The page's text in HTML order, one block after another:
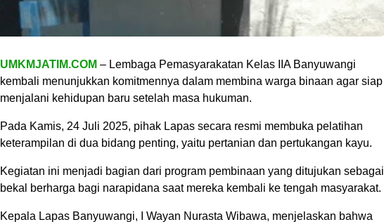
UMKMJATIM.COM – Lembaga Pemasyarakatan Kelas IIA Banyuwangi
kembali menunjukkan komitmennya dalam membina warga binaan agar siap
menjalani kehidupan baru setelah masa hukuman.
Pada Kamis, 24 Juli 2025, pihak Lapas secara resmi membuka pelatihan
keterampilan di dua bidang penting, yaitu pertanian dan pertukangan kayu.
Kegiatan ini menjadi bagian dari program pembinaan yang ditujukan sebagai
bekal berharga bagi narapidana saat mereka kembali ke tengah masyarakat.
Kepala Lapas Banyuwangi, I Wayan Nurasta Wibawa, menjelaskan bahwa